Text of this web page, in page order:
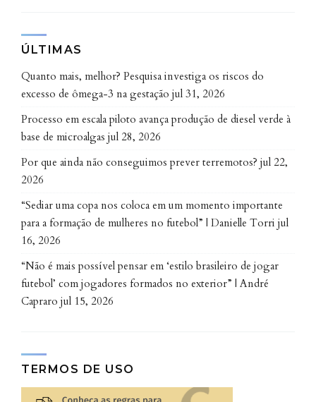
ÚLTIMAS
Quanto mais, melhor? Pesquisa investiga os riscos do
excesso de ômega-3 na gestação jul 31, 2026
Processo em escala piloto avança produção de diesel verde à
base de microalgas jul 28, 2026
Por que ainda não conseguimos prever terremotos? jul 22,
2026
“Sediar uma copa nos coloca em um momento importante
para a formação de mulheres no futebol” | Danielle Torri jul
16, 2026
“Não é mais possível pensar em ‘estilo brasileiro de jogar
futebol’ com jogadores formados no exterior” | André
Capraro jul 15, 2026
TERMOS DE USO